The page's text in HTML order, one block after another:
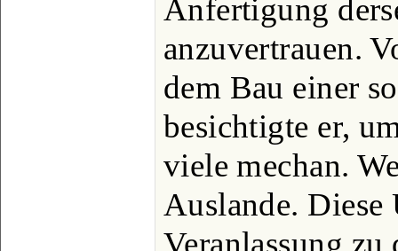
Anfertigung
anzuvertrauen.
dem Bau einer
besichtigte er,
viele mechan.
Auslande. Diese
Veranlassung